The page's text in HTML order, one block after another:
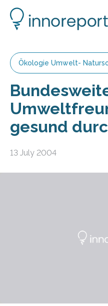
Ökologie Umwelt-
gesund
13 July 2004